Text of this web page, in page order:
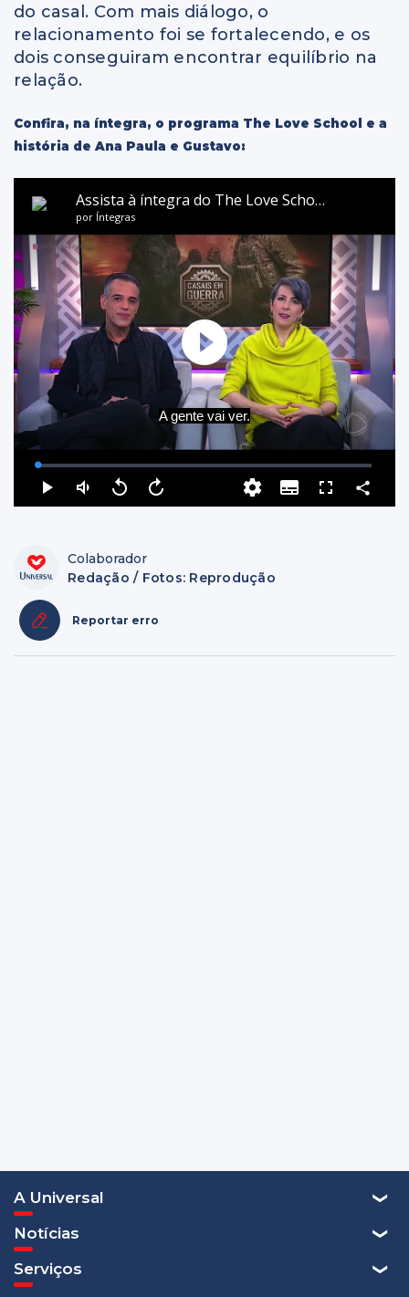
do casal. Com mais diálogo, o
relacionamento foi se fortalecendo, e os
dois conseguiram encontrar equilíbrio na
relação.
Confira, na íntegra, o programa The Love School e a
história de Ana Paula e Gustavo:
Colaborador
Redação / Fotos: Reprodução
Reportar erro
A Universal
Notícias
Serviços